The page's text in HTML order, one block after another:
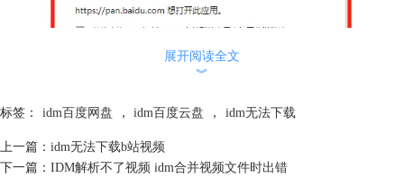
图2：调用客户端的弹窗
展开阅读全文
︾
标签： idm百度网盘 ， idm百度云盘 ， idm无法下载
上一篇： idm无法下载b站视频
下一篇： IDM解析不了视频 idm合并视频文件时出错